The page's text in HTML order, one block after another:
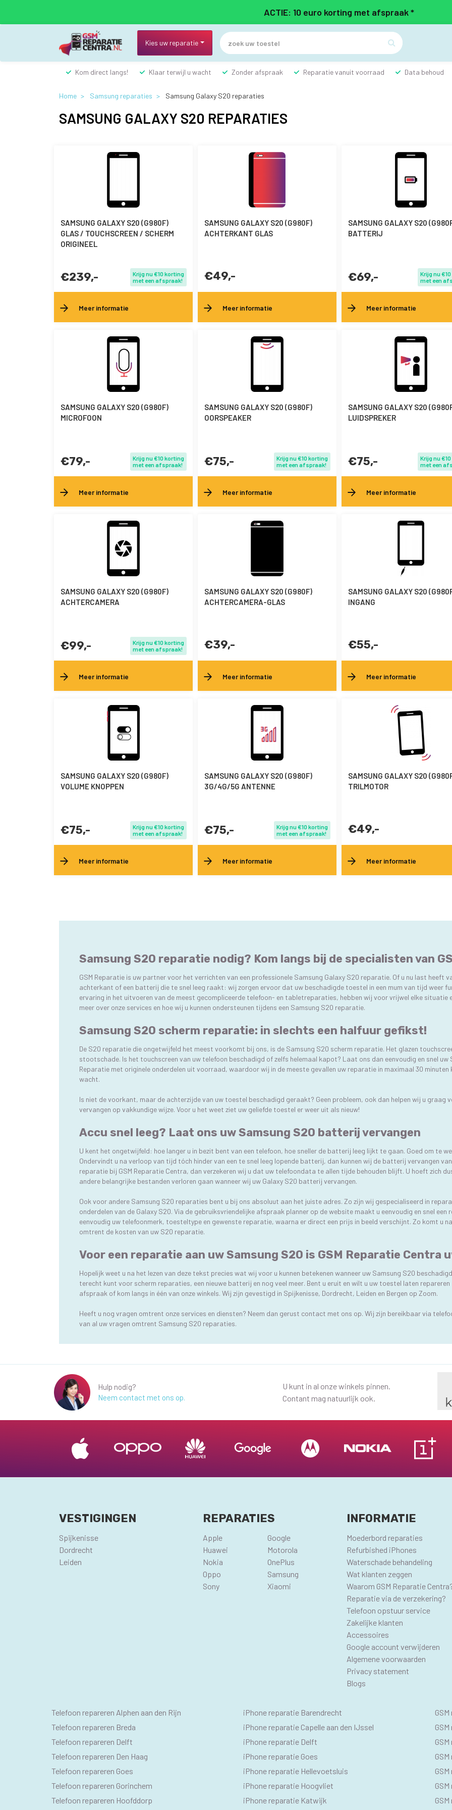
naar
ACTIE: 10 euro korting met afspraak *
Kies uw reparatie 
Kom direct langs! Klaar terwijl u wacht Zonder afspraak Reparatie vanuit voorraad Data behoud
Home Samsung reparaties Samsung Galaxy S20 reparaties
SAMSUNG GALAXY S20 REPARATIES
SAMSUNG GALAXY S20 (G980F)
GLAS / TOUCHSCREEN / SCHERM
ORIGINEEL
€239,-
Krijg nu €10 korting
met een afspraak!
Meer informatie
SAMSUNG GALAXY S20 (G980F)
ACHTERKANT GLAS
€49,-
Meer informatie
SAMSUNG GALAXY S20
BATTERIJ
€69,-
Krijg nu
met een
Meer informatie
SAMSUNG GALAXY S20 (G980F)
MICROFOON
€79,-
Krijg nu €10 korting
met een afspraak!
Meer informatie
SAMSUNG GALAXY S20 (G980F)
OORSPEAKER
€75,-
Krijg nu €10 korting
met een afspraak!
Meer informatie
SAMSUNG GALAXY S20
LUIDSPREKER
€75,-
Krijg nu
met een
Meer informatie
SAMSUNG GALAXY S20 (G980F)
ACHTERCAMERA
€99,-
Krijg nu €10 korting
met een afspraak!
Meer informatie
SAMSUNG GALAXY S20 (G980F)
ACHTERCAMERA-GLAS
€39,-
Meer informatie
SAMSUNG GALAXY S20
INGANG
€55,-
Meer informatie
SAMSUNG GALAXY S20 (G980F)
VOLUME KNOPPEN
€75,-
Krijg nu €10 korting
met een afspraak!
Meer informatie
SAMSUNG GALAXY S20 (G980F)
3G/4G/5G ANTENNE
€75,-
Krijg nu €10 korting
met een afspraak!
Meer informatie
SAMSUNG GALAXY S20
TRILMOTOR
€49,-
Meer informatie
Samsung S20 reparatie nodig? Kom langs bij de specialisten van
GSM Reparatie is uw partner voor het verrichten van een professionele Samsung Galaxy S20 reparatie. Of u nu last heeft
achterkant of een batterij die te snel leeg raakt: wij zorgen ervoor dat uw beschadigde toestel in een mum van tijd weer
ervaring in het uitvoeren van de meest gecompliceerde telefoon- en tabletreparaties, hebben wij voor vrijwel elke situatie
meer over onze services en hoe wij u kunnen ondersteunen tijdens een Samsung S20 reparatie.
Samsung S20 scherm reparatie: in slechts een halfuur gefikst!
De S20 reparatie die ongetwijfeld het meest voorkomt bij ons, is de Samsung S20 scherm reparatie. Het glazen
stootschade. Is het touchscreen van uw telefoon beschadigd of zelfs helemaal kapot? Laat ons dan eenvoudig en snel uw
Reparatie met originele onderdelen uit voorraad, waardoor wij in de meeste gevallen uw reparatie in maximaal 30
wacht.
Is niet de voorkant, maar de achterzijde van uw toestel beschadigd geraakt? Geen probleem, ook dan helpen wij u graag
vervangen op vakkundige wijze. Voor u het weet ziet uw geliefde toestel er weer uit als nieuw!
Accu snel leeg? Laat ons uw Samsung S20 batterij vervangen
U kent het ongetwijfeld: hoe langer u in bezit bent van een telefoon, hoe sneller de batterij leeg lijkt te gaan. Goed om te
Ondervindt u na verloop van tijd tóch hinder van een te snel leeg lopende batterij, dan kunnen wij de batterij vervangen
reparatie bij GSM Reparatie Centra, dan verzekeren wij u dat uw telefoondata te allen tijde behouden blijft. U hoeft zich
andere belangrijke bestanden verloren gaan wanneer wij uw Galaxy S20 batterij vervangen.
Ook voor andere Samsung S20 reparaties bent u bij ons absoluut aan het juiste adres. Zo zijn wij gespecialiseerd in
onderdelen van de Galaxy S20. Via de gebruiksvriendelijke afspraak planner op de website maakt u eenvoudig en snel
eenvoudig uw telefoonmerk, toesteltype en gewenste reparatie, waarna er direct een prijs in beeld verschijnt. Zo komt u
omtrent de kosten van uw S20 reparatie.
Voor een reparatie aan uw Samsung S20 is GSM Reparatie Centra
Hopelijk weet u na het lezen van deze tekst precies wat wij voor u kunnen betekenen wanneer uw Samsung S20
terecht kunt voor scherm reparaties, een nieuwe batterij en nog veel meer. Bent u eruit en wilt u uw toestel laten
afspraak of kom langs in één van onze winkels. Wij zijn gevestigd in Spijkenisse, Dordrecht, Leiden en Bergen op Zoom.
Heeft u nog vragen omtrent onze services en diensten? Neem dan gerust contact met ons op. Wij zijn bereikbaar via
van al uw vragen omtrent Samsung S20 reparaties.
Hulp nodig?
Neem contact met ons op.
U kunt in al onze winkels pinnen.
Contant mag natuurlijk ook.
VESTIGINGEN
Spijkenisse
Dordrecht
Leiden
REPARATIES
Apple
Google
Huawei
Motorola
Nokia
OnePlus
Oppo
Samsung
Sony
Xiaomi
INFORMATIE
Moederbord reparaties
Refurbished iPhones
Waterschade behandeling
Wat klanten zeggen
Waarom GSM Reparatie
Reparatie via de verzekering?
Telefoon opstuur service
Zakelijke klanten
Accessoires
Google account verwijderen
Algemene voorwaarden
Privacy statement
Blogs
SEO
PAGINA'S
Telefoon repareren Alphen aan den Rijn
Telefoon repareren Breda
Telefoon repareren Delft
Telefoon repareren Den Haag
Telefoon repareren Goes
Telefoon repareren Gorinchem
Telefoon repareren Hoofddorp
IPHONE
SEO
TEKSTEN
iPhone reparatie Barendrecht
iPhone reparatie Capelle aan den IJssel
iPhone reparatie Delft
iPhone reparatie Goes
iPhone reparatie Hellevoetsluis
iPhone reparatie Hoogvliet
iPhone reparatie Katwijk